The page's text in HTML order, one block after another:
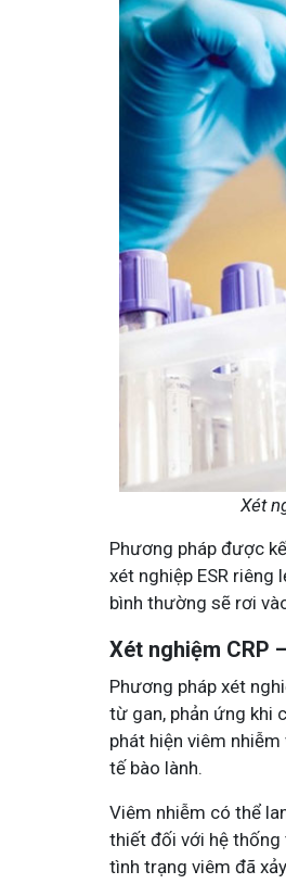
Xét
Phương pháp được
xét nghiệp ESR riêng
bình thường sẽ rơi
Xét nghiệm CRP
Phương pháp xét
từ gan, phản ứng khi
phát hiện viêm
tế bào lành.
Viêm nhiễm có thể
thiết đối với hệ thống
tình trạng viêm đã